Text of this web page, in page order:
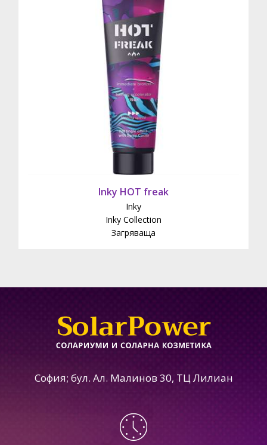
Inky HOT freak
Inky
Inky Collection
Загряваща
София; бул. Ал. Малинов 30, ТЦ Лилиан